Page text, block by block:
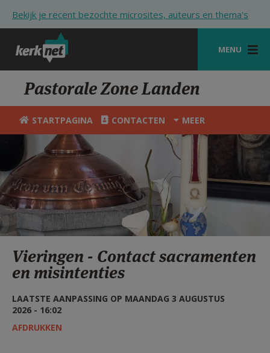
Bekijk je recent bezochte microsites, auteurs en thema's
MENU
STARTPAGINA
KERK
VIERINGEN
SHOP
ZOEKEN
HULP
STARTPAGINA PORTAAL
MIJN PAROCHIE
AANMELDEN OF REGISTREREN
Pastorale Zone Landen
STARTPAGINA CONTACTEN MEER
Vieringen - Contact sacramenten
en misintenties
LAATSTE AANPASSING OP MAANDAG 3 AUGUSTUS
2026 - 16:02
AFDRUKKEN